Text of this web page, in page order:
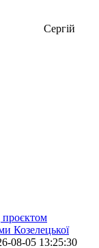
Козелецької
08-05 13:25:30